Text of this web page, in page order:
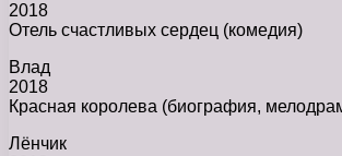
2018
Отель счастливых сердец (комедия)
Влад
2018
Красная королева (биография,
Лёнчик